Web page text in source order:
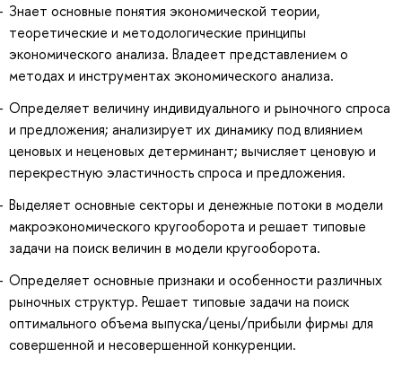
Знает основные понятия экономической теории,
теоретические и методологические принципы
экономического анализа. Владеет представлением о
методах и инструментах экономического анализа.
Определяет величину индивидуального и рыночного спроса
и предложения; анализирует их динамику под влиянием
ценовых и неценовых детерминант; вычисляет ценовую и
перекрестную эластичность спроса и предложения.
Выделяет основные секторы и денежные потоки в модели
макроэкономического кругооборота и решает типовые
задачи на поиск величин в модели кругооборота.
Определяет основные признаки и особенности различных
рыночных структур. Решает типовые задачи на поиск
оптимального объема выпуска/цены/прибыли фирмы для
совершенной и несовершенной конкуренции.